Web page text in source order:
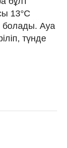
13°C
болады. Ауа
түнде